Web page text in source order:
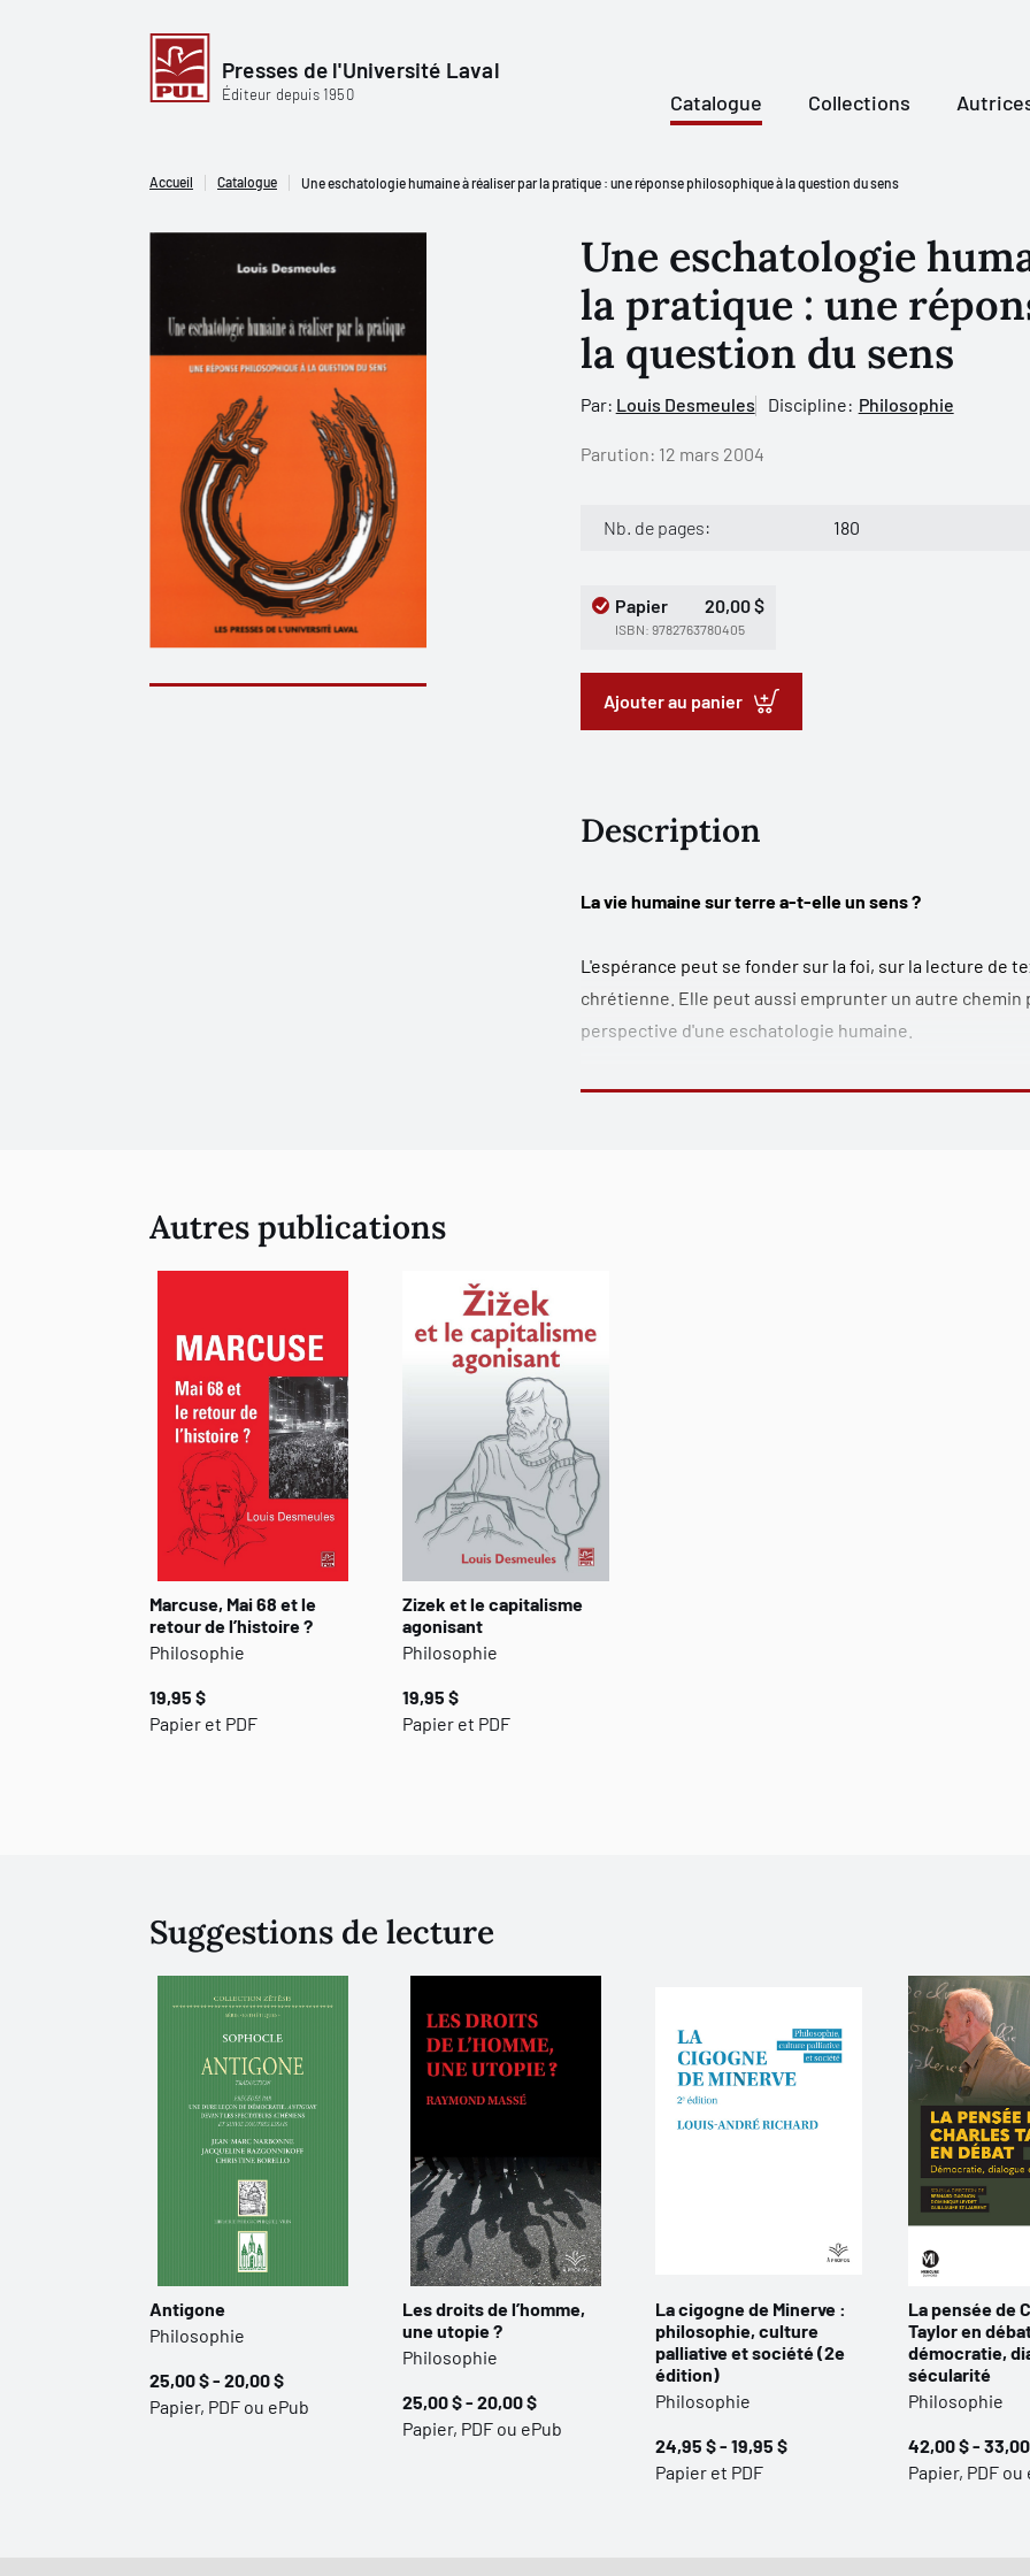
Presses de l'Université Laval
Éditeur depuis 1950 Catalogue Collections
Accueil Catalogue Une eschatologie humaine à réaliser par la pratique : une réponse philosophique à la question du sens
Une eschatologie
la pratique : une
la question du sens
Par: Louis Desmeules Discipline: Philosophie
Parution: 12 mars 2004
Nb. de pages: 180
Papier 20,00 $
ISBN: 9782763780405
Ajouter au panier
Description
La vie humaine sur terre a-t-elle un sens ?
L'espérance peut se fonder sur la foi, sur la lecture de
chrétienne. Elle peut aussi emprunter un autre chemin
perspective d'une eschatologie humaine.
Cet ouvrage propose une synthèse philosophique qui
successifs de la thématique.
La marche en avant de l’humanité est salvatrice pour
racine». Or, pour Marx : «La racine, pour l’homme, c’est
Autres publications
Marcuse, Mai 68 et le
retour de l’histoire ?
Philosophie
19,95 $
Papier et PDF
Zizek et le capitalisme
agonisant
Philosophie
19,95 $
Papier et PDF
Suggestions de lecture
Antigone
Philosophie
25,00 $ - 20,00 $
Papier, PDF ou ePub
Les droits de l’homme,
une utopie ?
Philosophie
25,00 $ - 20,00 $
Papier, PDF ou ePub
La cigogne de Minerve :
philosophie, culture
palliative et société (2e
édition)
Philosophie
24,95 $ - 19,95 $
Papier et PDF
La pensée de
Taylor en
démocratie,
sécularité
Philosophie
42,00 $ -
Papier, PDF ou